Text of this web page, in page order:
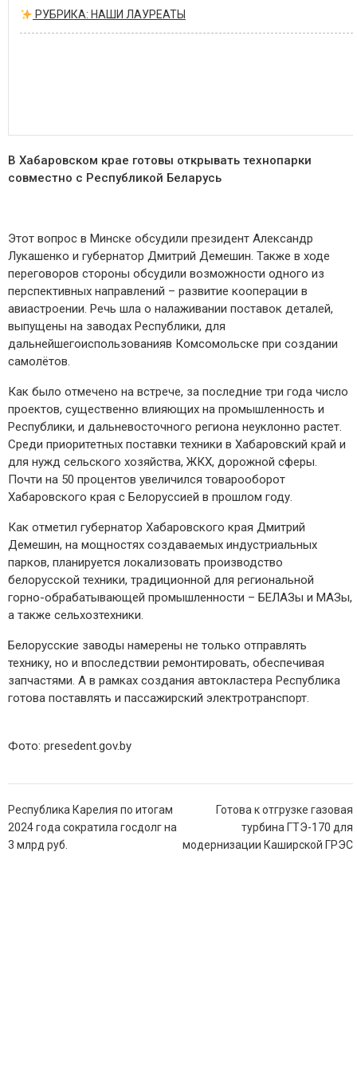
РУБРИКА: НАШИ ЛАУРЕАТЫ
В Хабаровском крае готовы открывать технопарки
совместно с Республикой Беларусь
Этот вопрос в Минске обсудили президент Александр
Лукашенко и губернатор Дмитрий Демешин. Также в ходе
переговоров стороны обсудили возможности одного из
перспективных направлений – развитие кооперации в
авиастроении. Речь шла о налаживании поставок деталей,
выпущены на заводах Республики, для
дальнейшегоиспользованияв Комсомольске при создании
самолётов.
Как было отмечено на встрече, за последние три года число
проектов, существенно влияющих на промышленность и
Республики, и дальневосточного региона неуклонно растет.
Среди приоритетных поставки техники в Хабаровский край и
для нужд сельского хозяйства, ЖКХ, дорожной сферы.
Почти на 50 процентов увеличился товарооборот
Хабаровского края с Белоруссией в прошлом году.
Как отметил губернатор Хабаровского края Дмитрий
Демешин, на мощностях создаваемых индустриальных
парков, планируется локализовать производство
белорусской техники, традиционной для региональной
горно-обрабатывающей промышленности – БЕЛАЗы и МАЗы,
а также сельхозтехники.
Белорусские заводы намерены не только отправлять
технику, но и впоследствии ремонтировать, обеспечивая
запчастями. А в рамках создания автокластера Республика
готова поставлять и пассажирский электротранспорт.
Фото: presedent.gov.by
Навигация
по
записям
Республика Карелия по итогам
2024 года сократила госдолг на
3 млрд руб.
Готова к отгрузке газовая
турбина ГТЭ-170 для
модернизации Каширской ГРЭС